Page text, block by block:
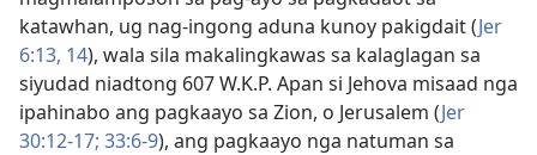
katawhan, ug nag-ingong aduna kunoy pakigdait (Jer
6:​13, 14), wala sila makalingkawas sa kalaglagan sa
siyudad niadtong 607 W.K.P. Apan si Jehova misaad nga
ipahinabo ang pagkaayo sa Zion, o Jerusalem (Jer
30:12-17; 33:6-9), ang pagkaayo nga natuman sa